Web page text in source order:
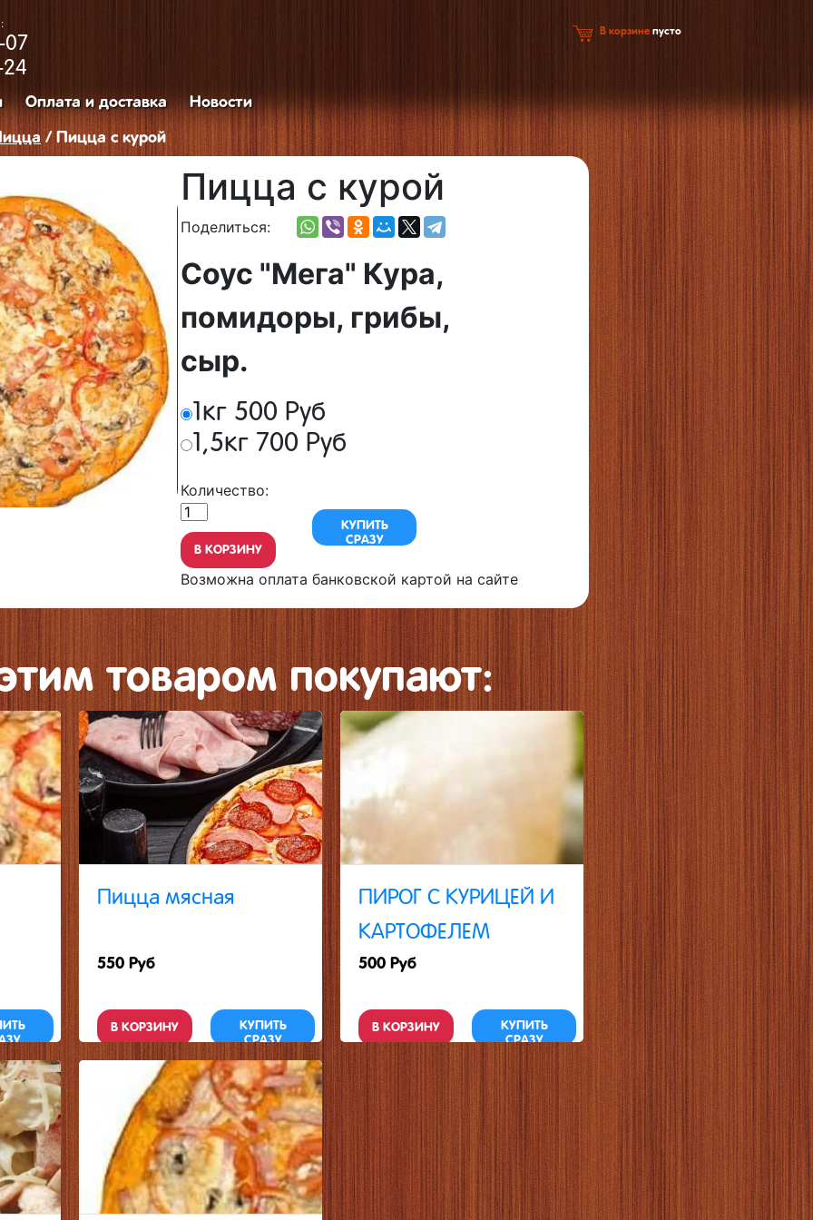
07
24
В корзинепусто
Оплата и доставка Новости
/ Пицца с курой
Пицца с курой
Поделиться:
Соус "Мега" Кура,
помидоры, грибы,
сыр.
1кг 500 Руб
1,5кг 700 Руб
Количество:
В КОРЗИНУ
КУПИТЬ
СРАЗУ
Возможна оплата банковской картой на сайте
товаром покупают:
Пицца мясная
550 Руб
В КОРЗИНУ
КУПИТЬ
СРАЗУ
ПИРОГ С КУРИЦЕЙ И
КАРТОФЕЛЕМ
500 Руб
В КОРЗИНУ
КУПИТЬ
СРАЗУ